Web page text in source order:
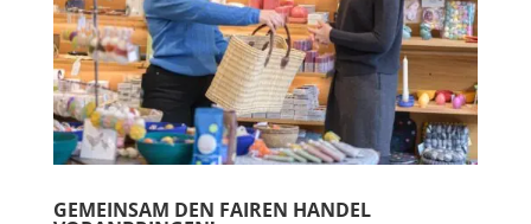
GEMEINSAM DEN FAIREN HANDEL